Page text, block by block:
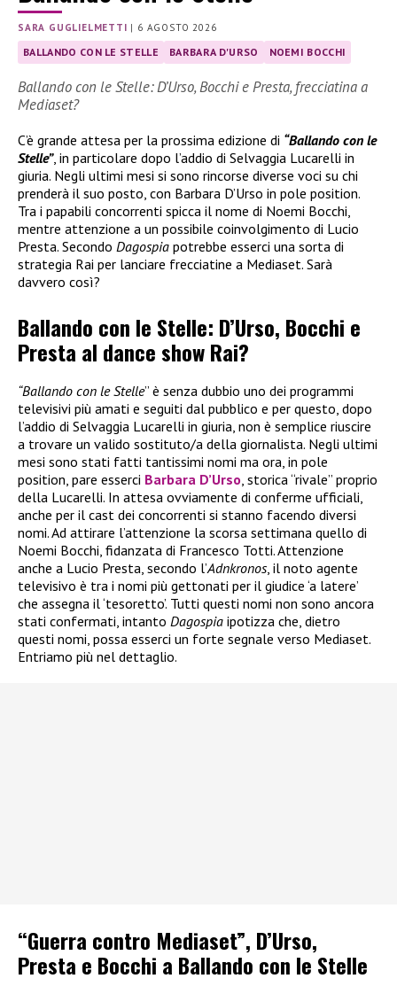
SARA GUGLIELMETTI | 6 AGOSTO 2026
BALLANDO CON LE STELLE BARBARA D'URSO NOEMI BOCCHI
Ballando con le Stelle: D’Urso, Bocchi e Presta, frecciatina a
Mediaset?
C’è grande attesa per la prossima edizione di “Ballando con le
Stelle”, in particolare dopo l’addio di Selvaggia Lucarelli in
giuria. Negli ultimi mesi si sono rincorse diverse voci su chi
prenderà il suo posto, con Barbara D’Urso in pole position.
Tra i papabili concorrenti spicca il nome di Noemi Bocchi,
mentre attenzione a un possibile coinvolgimento di Lucio
Presta. Secondo Dagospia potrebbe esserci una sorta di
strategia Rai per lanciare frecciatine a Mediaset. Sarà
davvero così?
Ballando con le Stelle: D’Urso, Bocchi e
Presta al dance show Rai?
“Ballando con le Stelle” è senza dubbio uno dei programmi
televisivi più amati e seguiti dal pubblico e per questo, dopo
l’addio di Selvaggia Lucarelli in giuria, non è semplice riuscire
a trovare un valido sostituto/a della giornalista. Negli ultimi
mesi sono stati fatti tantissimi nomi ma ora, in pole
position, pare esserci Barbara D’Urso , storica “rivale” proprio
della Lucarelli. In attesa ovviamente di conferme ufficiali,
anche per il cast dei concorrenti si stanno facendo diversi
nomi. Ad attirare l’attenzione la scorsa settimana quello di
Noemi Bocchi, fidanzata di Francesco Totti. Attenzione
anche a Lucio Presta, secondo l’Adnkronos, il noto agente
televisivo è tra i nomi più gettonati per il giudice ‘a latere’
che assegna il ‘tesoretto’. Tutti questi nomi non sono ancora
stati confermati, intanto Dagospia ipotizza che, dietro
questi nomi, possa esserci un forte segnale verso Mediaset.
Entriamo più nel dettaglio.
“Guerra contro Mediaset”, D’Urso,
Presta e Bocchi a Ballando con le Stelle